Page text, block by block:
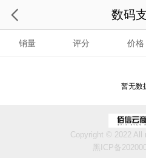
销量 评分 价格
暂无数
数码
Copyright © 2022 All
黑ICP备